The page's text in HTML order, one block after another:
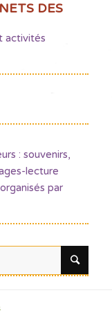
DES
activités
: souvenirs,
lecture
par